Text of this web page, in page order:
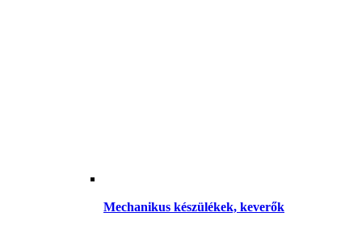
Mechanikus készülékek, keverők